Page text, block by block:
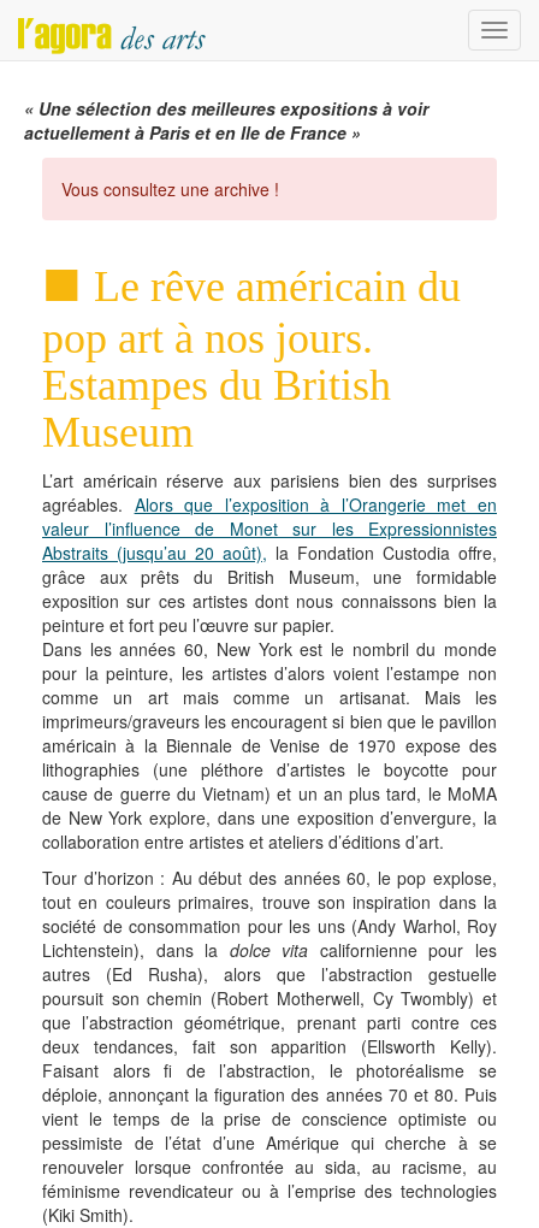
Menu
« Une sélection des meilleures expositions à voir
actuellement à Paris et en Ile de France »
Vous consultez une archive !
Le rêve américain du
pop art à nos jours.
Estampes du British
Museum
L’art américain réserve aux parisiens bien des surprises
agréables. Alors que l’exposition à l’Orangerie met en
valeur l’influence de Monet sur les Expressionnistes
Abstraits (jusqu’au 20 août), la Fondation Custodia offre,
grâce aux prêts du British Museum, une formidable
exposition sur ces artistes dont nous connaissons bien la
peinture et fort peu l’œuvre sur papier.
Dans les années 60, New York est le nombril du monde
pour la peinture, les artistes d’alors voient l’estampe non
comme un art mais comme un artisanat. Mais les
imprimeurs/graveurs les encouragent si bien que le pavillon
américain à la Biennale de Venise de 1970 expose des
lithographies (une pléthore d’artistes le boycotte pour
cause de guerre du Vietnam) et un an plus tard, le MoMA
de New York explore, dans une exposition d’envergure, la
collaboration entre artistes et ateliers d’éditions d’art.
Tour d’horizon : Au début des années 60, le pop explose,
tout en couleurs primaires, trouve son inspiration dans la
société de consommation pour les uns (Andy Warhol, Roy
Lichtenstein), dans la dolce vita californienne pour les
autres (Ed Rusha), alors que l’abstraction gestuelle
poursuit son chemin (Robert Motherwell, Cy Twombly) et
que l’abstraction géométrique, prenant parti contre ces
deux tendances, fait son apparition (Ellsworth Kelly).
Faisant alors fi de l’abstraction, le photoréalisme se
déploie, annonçant la figuration des années 70 et 80. Puis
vient le temps de la prise de conscience optimiste ou
pessimiste de l’état d’une Amérique qui cherche à se
renouveler lorsque confrontée au sida, au racisme, au
féminisme revendicateur ou à l’emprise des technologies
(Kiki Smith).